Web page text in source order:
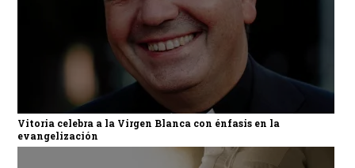
Vitoria celebra a la Virgen Blanca con énfasis en la
evangelización